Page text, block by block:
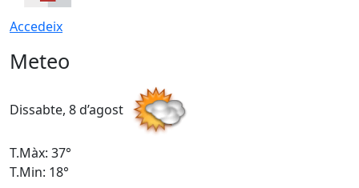
Accedeix
Meteo
Dissabte, 8 d’agost
T.Màx: 37°
T.Min: 18°